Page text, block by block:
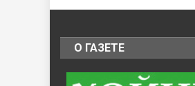
О ГАЗЕТЕ